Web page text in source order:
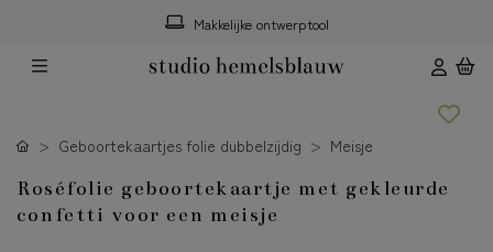
Makkelijke ontwerptool
Geboortekaartjes folie dubbelzijdig Meisje
Roséfolie geboortekaartje met gekleurde
confetti voor een meisje